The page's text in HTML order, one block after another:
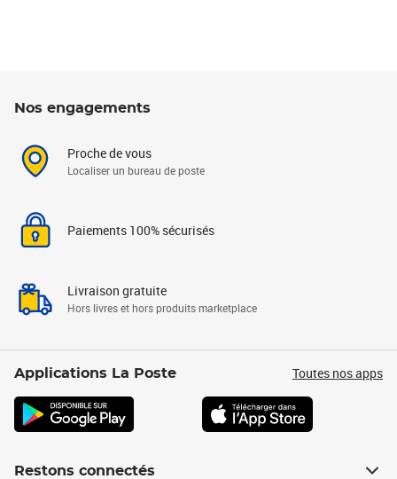
Nos engagements
Proche de vous
Localiser un bureau de poste
Paiements 100% sécurisés
Livraison gratuite
Hors livres et hors produits marketplace
Applications La Poste Toutes nos apps
Restons connectés